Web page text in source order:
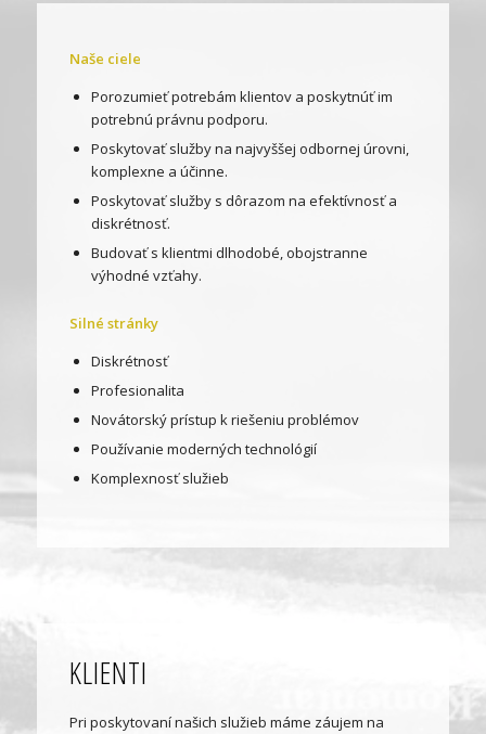
Naše ciele
Porozumieť potrebám klientov a poskytnúť im
potrebnú právnu podporu.
Poskytovať služby na najvyššej odbornej úrovni,
komplexne a účinne.
Poskytovať služby s dôrazom na efektívnosť a
diskrétnosť.
Budovať s klientmi dlhodobé, obojstranne
výhodné vzťahy.
Silné stránky
Diskrétnosť
Profesionalita
Novátorský prístup k riešeniu problémov
Používanie moderných technológií
Komplexnosť služieb
KLIENTI
Pri poskytovaní našich služieb máme záujem na